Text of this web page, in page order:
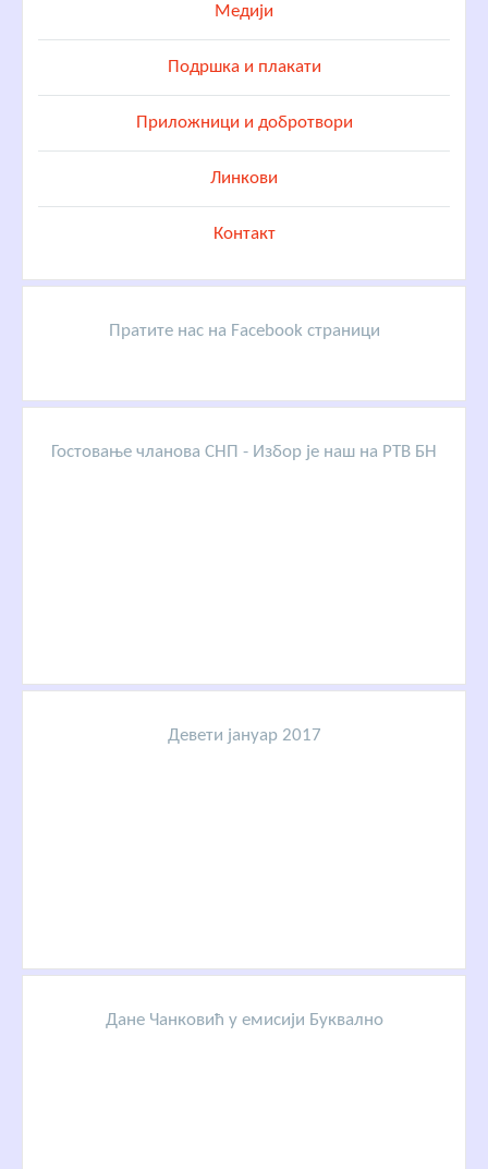
Медији
Подршка и плакати
Приложници и добротвори
Линкови
Контакт
Пратите нас на Facebook страници
Гостовање чланова СНП - Избор је наш на РТВ БН
Девети јануар 2017
Дане Чанковић у емисији Буквално